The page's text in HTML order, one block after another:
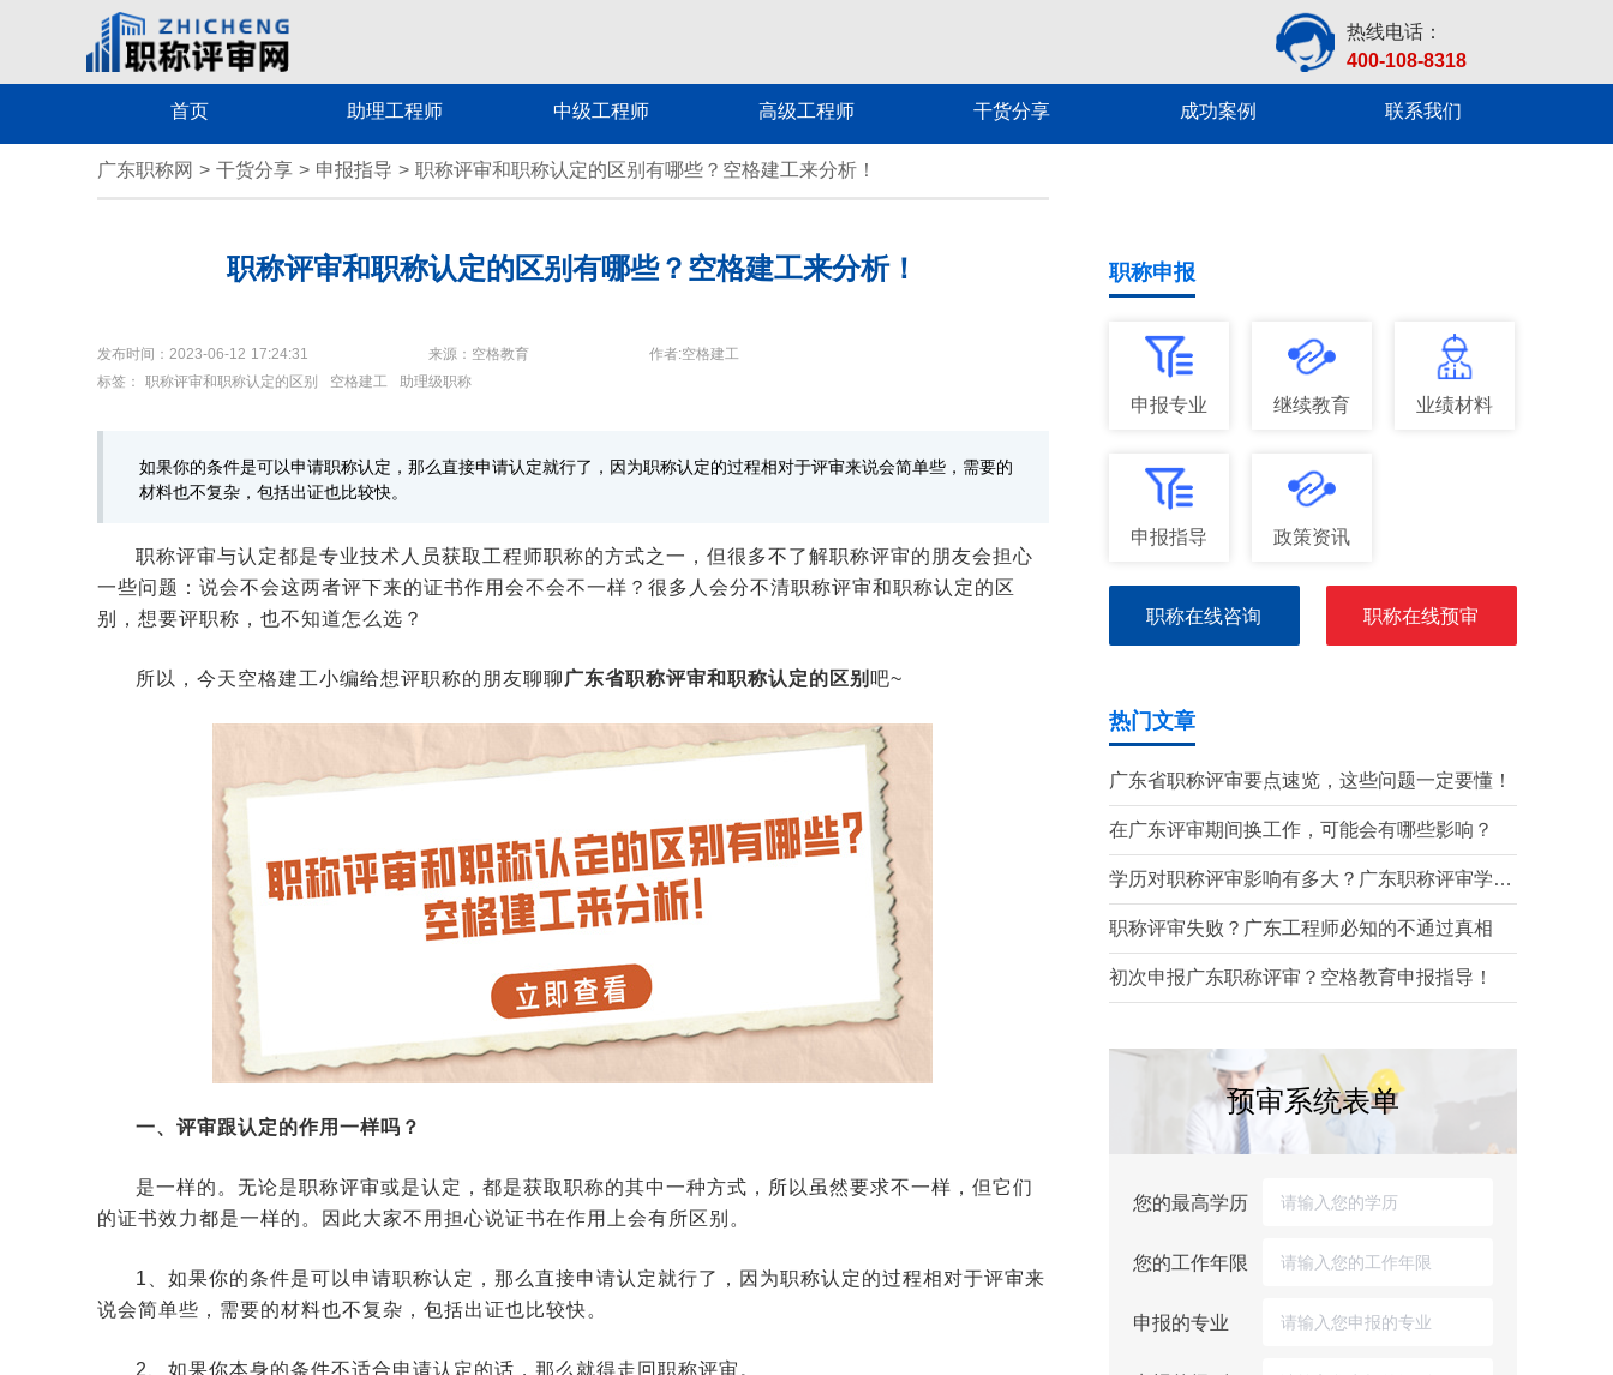
热线电话：
400-108-8318
首页 助理工程师 中级工程师 高级工程师 干货分享 成功案例 联系我们
广东职称网 > 干货分享 > 申报指导 > 职称评审和职称认定的区别有哪些？空格建工来分析！
职称评审和职称认定的区别有哪些？空格建工来分析！
发布时间：2023-06-12 17:24:31 来源：空格教育
作者:空格建工
标签： 职称评审和职称认定的区别 空格建工 助理级职称
如果你的条件是可以申请职称认定，那么直接申请认定就行了，因为职称认定的过程相对于评审来说会简单些，需要的
材料也不复杂，包括出证也比较快。
职称评审与认定都是专业技术人员获取工程师职称的方式之一，但很多不了解职称评审的朋友会担心
一些问题：说会不会这两者评下来的证书作用会不会不一样？很多人会分不清职称评审和职称认定的区
别，想要评职称，也不知道怎么选？
所以，今天空格建工小编给想评职称的朋友聊聊 广东省职称评审和职称认定的区别 吧~
一、评审跟认定的作用一样吗？
是一样的。无论是职称评审或是认定，都是获取职称的其中一种方式，所以虽然要求不一样，但它们
的证书效力都是一样的。因此大家不用担心说证书在作用上会有所区别。
1、如果你的条件是可以申请职称认定，那么直接申请认定就行了，因为职称认定的过程相对于评审来
说会简单些，需要的材料也不复杂，包括出证也比较快。
2、如果你本身的条件不适合申请认定的话，那么就得走回职称评审。
职称申报
申报专业 继续教育 业绩材料
申报指导 政策资讯
职称在线咨询 职称在线预审
热门文章
广东省职称评审要点速览，这些问题一定要懂！
在广东评审期间换工作，可能会有哪些影响？
学历对职称评审影响有多大？广东职称评审学历
要求盘点
职称评审失败？广东工程师必知的不通过真相
初次申报广东职称评审？空格教育申报指导！
预审系统表单
您的最高学历
您的工作年限
申报的专业